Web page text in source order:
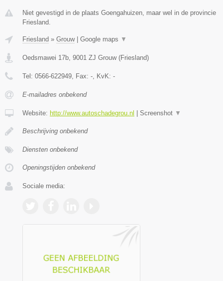
Niet gevestigd in de plaats Goengahuizen, maar wel in de provincie
Friesland.
Friesland » Grouw| Google maps ▼
Oedsmawei 17b, 9001 ZJ Grouw(Friesland)
Tel: 0566-622949, Fax: -, KvK: -
E-mailadres onbekend
Website: http://www.autoschadegrou.nl Screenshot ▼
Beschrijving onbekend
Diensten onbekend
Openingstijden onbekend
Sociale media: